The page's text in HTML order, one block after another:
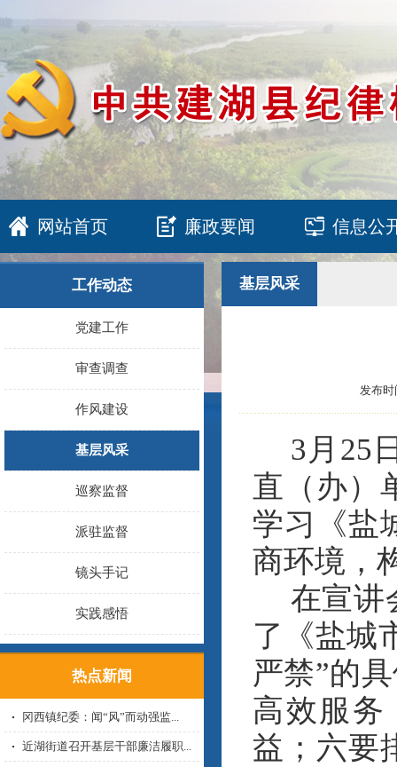
网站首页 廉政要闻 信息公
工作动态
党建工作
审查调查
作风建设
基层风采
巡察监督
派驻监督
镜头手记
实践感悟
热点新闻
冈西镇纪委：闻“风”而动强监...
近湖街道召开基层干部廉洁履职...
基层风采
发布
3 月 25
直（办）
学习《盐
商环境，
在宣讲
了《盐城
严禁”的
高效服务
益；六要